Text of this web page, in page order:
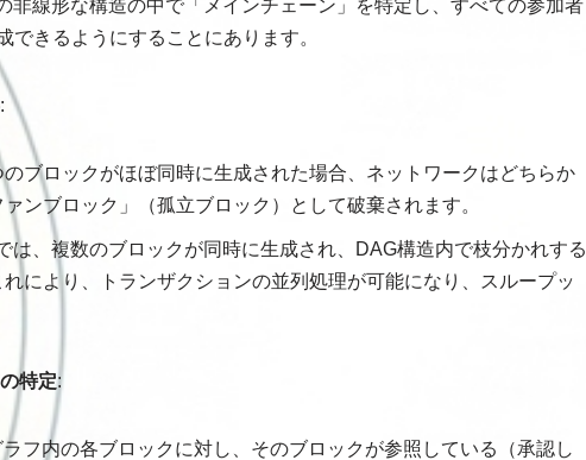
非線形な構造の中で「メインチェーン」を特定し、すべての参加者
きるようにすることにあります。
:
ブロックがほぼ同時に生成された場合、ネットワークはどちらか
ンブロック」（孤立ブロック）として破棄されます。
は、複数のブロックが同時に生成され、DAG構造内で枝分かれする
により、トランザクションの並列処理が可能になり、スループッ
特定:
フ内の各ブロックに対し、そのブロックが参照している（承認し